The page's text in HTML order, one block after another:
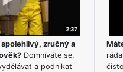
zručný a
Domníváte se,
a podnikat